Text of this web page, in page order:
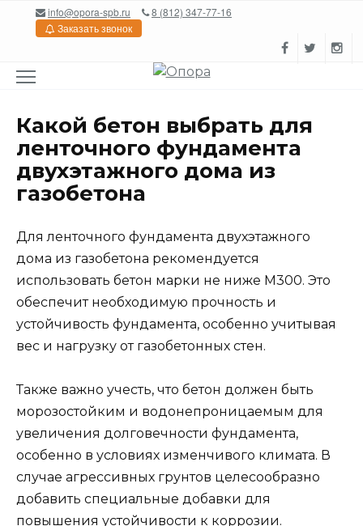
Перейтиinfo@opora-spb.ru
8 (812) 347-77-16
Заказать звонок
Какой бетон выбрать для
ленточного фундамента
двухэтажного дома из
газобетона
Для ленточного фундамента двухэтажного
дома из газобетона рекомендуется
использовать бетон марки не ниже М300. Это
обеспечит необходимую прочность и
устойчивость фундамента, особенно учитывая
вес и нагрузку от газобетонных стен.
Также важно учесть, что бетон должен быть
морозостойким и водонепроницаемым для
увеличения долговечности фундамента,
особенно в условиях изменчивого климата. В
случае агрессивных грунтов целесообразно
добавить специальные добавки для
повышения устойчивости к коррозии.